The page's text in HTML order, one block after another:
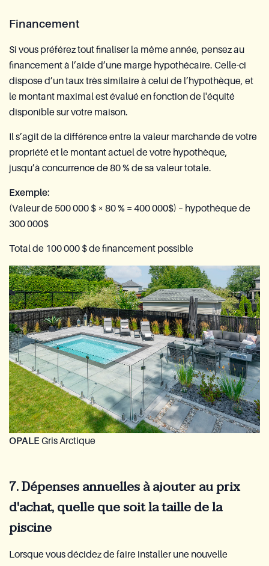
Financement
Si vous préférez tout finaliser la même année, pensez au
financement à l’aide d’une marge hypothécaire. Celle-ci
dispose d’un taux très similaire à celui de l’hypothèque, et
le montant maximal est évalué en fonction de l'équité
disponible sur votre maison.
Il s’agit de la différence entre la valeur marchande de votre
propriété et le montant actuel de votre hypothèque,
jusqu’à concurrence de 80 % de sa valeur totale.
Exemple:
(Valeur de 500 000 $ × 80 % = 400 000$) – hypothèque de
300 000$
Total de 100 000 $ de financement possible
OPALEGris Arctique
7. Dépenses annuelles à ajouter au prix
d'achat, quelle que soit la taille de la
piscine
Lorsque vous décidez de faire installer une nouvelle